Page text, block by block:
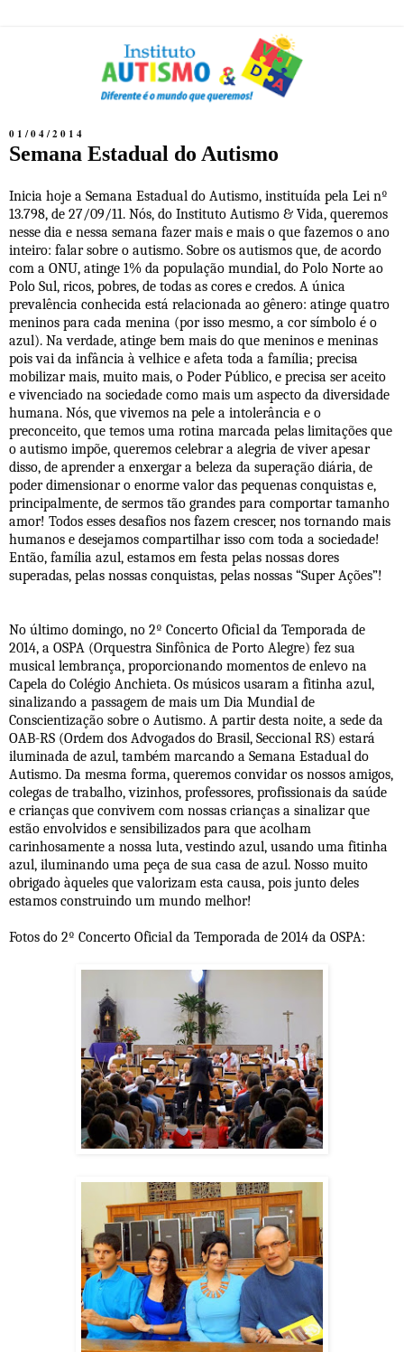
01/04/2014
Semana Estadual do Autismo
Inicia hoje a Semana Estadual do Autismo, instituída pela Lei nº
13.798, de 27/09/11. Nós, do Instituto Autismo & Vida, queremos
nesse dia e nessa semana fazer mais e mais o que fazemos o ano
inteiro: falar sobre o autismo. Sobre os autismos que, de acordo
com a ONU, atinge 1% da população mundial, do Polo Norte ao
Polo Sul, ricos, pobres, de todas as cores e credos. A única
prevalência conhecida está relacionada ao gênero: atinge quatro
meninos para cada menina (por isso mesmo, a cor símbolo é o
azul). Na verdade, atinge bem mais do que meninos e meninas
pois vai da infância à velhice e afeta toda a família; precisa
mobilizar mais, muito mais, o Poder Público, e precisa ser aceito
e vivenciado na sociedade como mais um aspecto da diversidade
humana. Nós, que vivemos na pele a intolerância e o
preconceito, que temos uma rotina marcada pelas limitações que
o autismo impõe, queremos celebrar a alegria de viver apesar
disso, de aprender a enxergar a beleza da superação diária, de
poder dimensionar o enorme valor das pequenas conquistas e,
principalmente, de sermos tão grandes para comportar tamanho
amor! Todos esses desafios nos fazem crescer, nos tornando mais
humanos e desejamos compartilhar isso com toda a sociedade!
Então, família azul, estamos em festa pelas nossas dores
superadas, pelas nossas conquistas, pelas nossas “Super Ações”!
No último domingo, no 2º Concerto Oficial da Temporada de
2014, a OSPA (Orquestra Sinfônica de Porto Alegre) fez sua
musical lembrança, proporcionando momentos de enlevo na
Capela do Colégio Anchieta. Os músicos usaram a fitinha azul,
sinalizando a passagem de mais um Dia Mundial de
Conscientização sobre o Autismo. A partir desta noite, a sede da
OAB-RS (Ordem dos Advogados do Brasil, Seccional RS) estará
iluminada de azul, também marcando a Semana Estadual do
Autismo. Da mesma forma, queremos convidar os nossos amigos,
colegas de trabalho, vizinhos, professores, profissionais da saúde
e crianças que convivem com nossas crianças a sinalizar que
estão envolvidos e sensibilizados para que acolham
carinhosamente a nossa luta, vestindo azul, usando uma fitinha
azul, iluminando uma peça de sua casa de azul. Nosso muito
obrigado àqueles que valorizam esta causa, pois junto deles
estamos construindo um mundo melhor!
Fotos do 2º Concerto Oficial da Temporada de 2014 da OSPA: